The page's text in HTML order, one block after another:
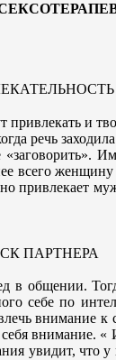
и
речь
женщину
ПАРТНЕРА
общении.
себе по
внимание.
увидит, что